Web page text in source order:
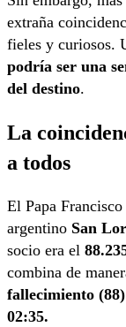
extraña
fieles y curiosos.
podría ser una
del destino.
La
a todos
El Papa
argentino San
socio era el
combina de
fallecimiento
02:35.